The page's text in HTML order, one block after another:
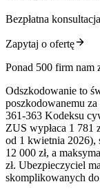
Bezpłatna konsultacja
Zapytaj o ofertę
Ponad 500 firm nam
Odszkodowanie to
poszkodowanemu
361-363 Kodeksu
ZUS wypłaca 1 781
od 1 kwietnia 2026),
12 000 zł, a
zł. Ubezpieczyciel
skomplikowanych